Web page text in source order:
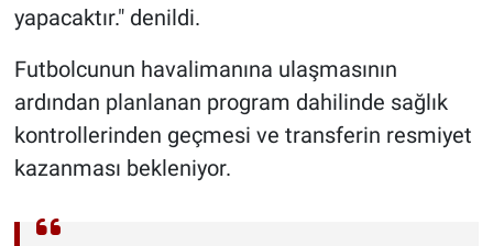
yapacaktır." denildi.
Futbolcunun havalimanına ulaşmasının
ardından planlanan program dahilinde sağlık
kontrollerinden geçmesi ve transferin resmiyet
kazanması bekleniyor.